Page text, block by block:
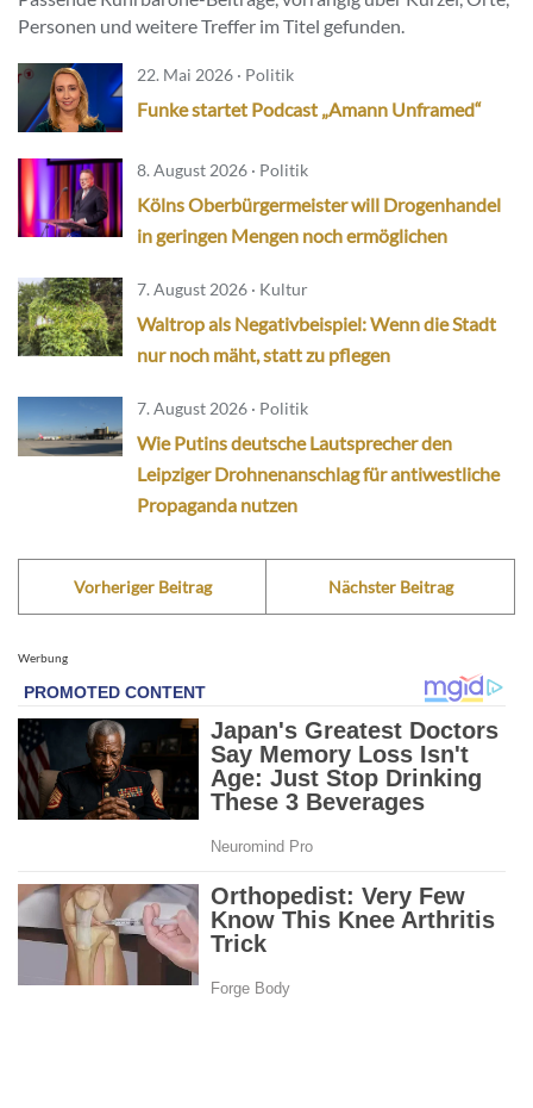
Personen und weitere Treffer im Titel gefunden.
22. Mai 2026 · Politik
Funke startet Podcast „Amann Unframed“
8. August 2026 · Politik
Kölns Oberbürgermeister will Drogenhandel
in geringen Mengen noch ermöglichen
7. August 2026 · Kultur
Waltrop als Negativbeispiel: Wenn die Stadt
nur noch mäht, statt zu pflegen
7. August 2026 · Politik
Wie Putins deutsche Lautsprecher den
Leipziger Drohnenanschlag für antiwestliche
Propaganda nutzen
Vorheriger Beitrag Nächster Beitrag
Werbung